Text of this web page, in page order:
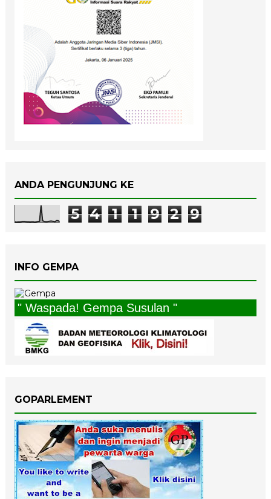
ANDA PENGUNJUNG KE
5 4 1 1 9 2 9
INFO GEMPA
" Waspada! Gempa Susulan "
GOPARLEMENT